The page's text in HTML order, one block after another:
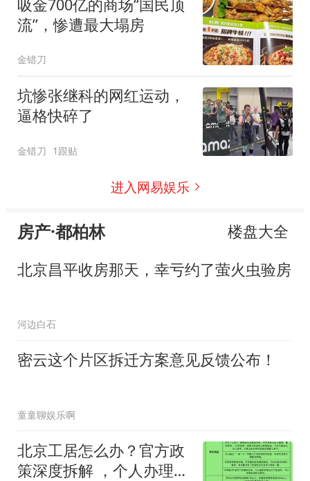
吸金700亿的商场“国民顶
流”，惨遭最大塌房
金错刀
坑惨张继科的网红运动，
逼格快碎了
金错刀 1跟贴
进入网易娱乐
房产·都柏林
楼盘大全
北京昌平收房那天，幸亏约了萤火虫验房
河边白石
密云这个片区拆迁方案意见反馈公布！
童童聊娱乐啊
北京工居怎么办？官方政
策深度拆解 ，个人办理细